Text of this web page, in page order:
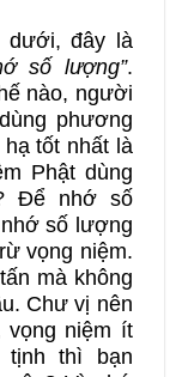
dưới, đây là
số lượng”.
nào, người
phương
tốt nhất là
Phật dùng
Để nhớ số
số lượng
vọng niệm.
mà không
Chư vị nên
vọng niệm ít
tịnh thì bạn